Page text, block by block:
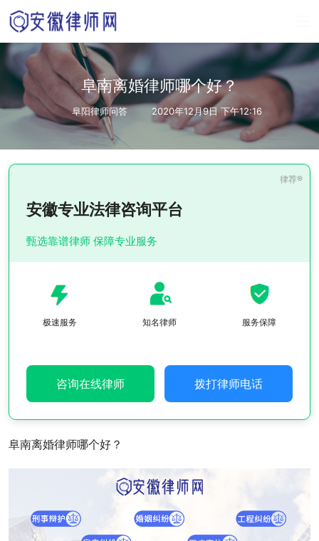
阜南离婚律师哪个好？
阜阳律师问答 2020年12月9日 下午12:16
安徽专业法律咨询平台
甄选靠谱律师 保障专业服务
极速服务 知名律师 服务保障
咨询在线律师 拨打律师电话
阜南离婚律师哪个好？